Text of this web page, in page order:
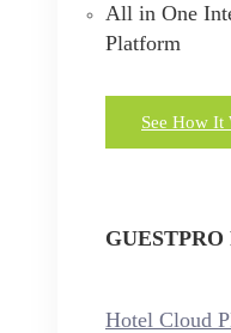
All in One
Platform
See How It
Hotel Cloud